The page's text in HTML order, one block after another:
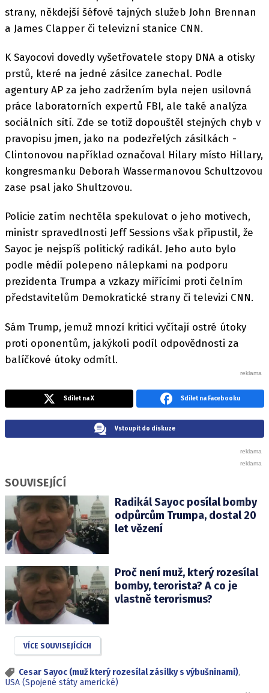
strany, někdejší šéfové tajných služeb John Brennan
a James Clapper či televizní stanice CNN.
K Sayocovi dovedly vyšetřovatele stopy DNA a otisky
prstů, které na jedné zásilce zanechal. Podle
agentury AP za jeho zadržením byla nejen usilovná
práce laboratorních expertů FBI, ale také analýza
sociálních sítí. Zde se totiž dopouštěl stejných chyb v
pravopisu jmen, jako na podezřelých zásilkách -
Clintonovou například označoval Hilary místo Hillary,
kongresmanku Deborah Wassermanovou Schultzovou
zase psal jako Shultzovou.
Policie zatím nechtěla spekulovat o jeho motivech,
ministr spravedlnosti Jeff Sessions však připustil, že
Sayoc je nejspíš politický radikál. Jeho auto bylo
podle médií polepeno nálepkami na podporu
prezidenta Trumpa a vzkazy mířícími proti čelním
představitelům Demokratické strany či televizi CNN.
Sám Trump, jemuž mnozí kritici vyčítají ostré útoky
proti oponentům, jakýkoli podíl odpovědnosti za
balíčkové útoky odmítl.
Sdílet na X Sdílet na Facebooku
Vstoupit do diskuze
SOUVISEJÍCÍ
Radikál Sayoc posílal bomby
odpůrcům Trumpa, dostal 20
let vězení
Proč není muž, který rozesílal
bomby, terorista? A co je
vlastně terorismus?
VÍCE SOUVISEJÍCÍCH
Cesar Sayoc (muž který rozesílal zásilky s výbušninami),
USA (Spojené státy americké)